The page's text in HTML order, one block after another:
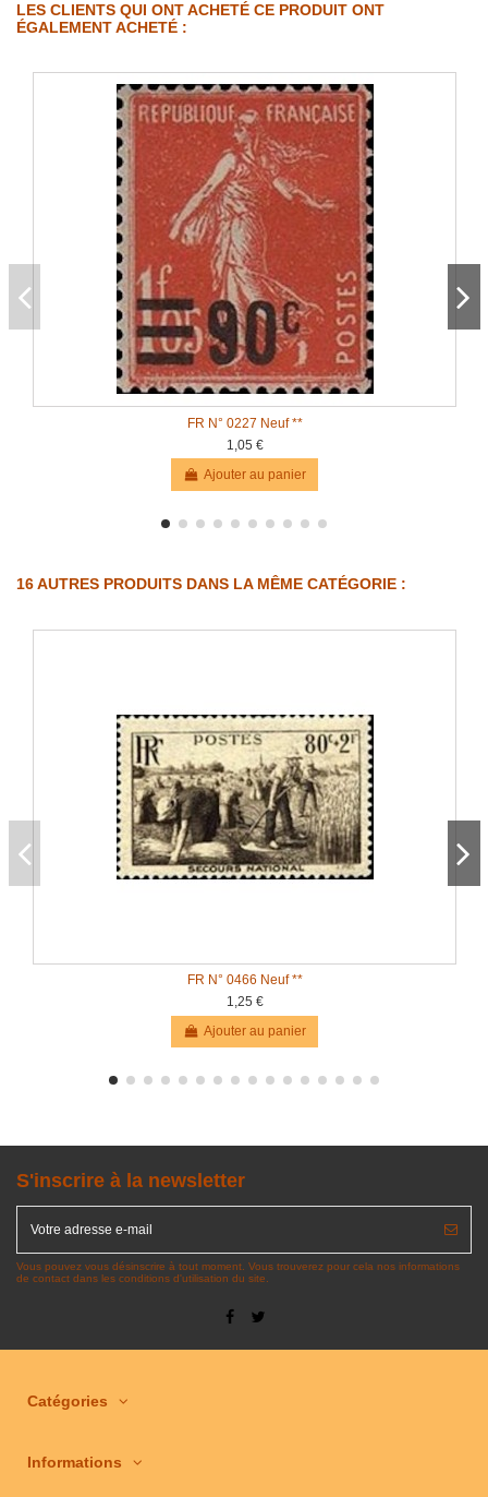
LES CLIENTS QUI ONT ACHETÉ CE PRODUIT ONT
ÉGALEMENT ACHETÉ :
FR N° 0227 Neuf **
1,05 €
Ajouter au panier
16 AUTRES PRODUITS DANS LA MÊME CATÉGORIE :
FR N° 0466 Neuf **
1,25 €
Ajouter au panier
S'inscrire à la newsletter
Vous pouvez vous désinscrire à tout moment. Vous trouverez pour cela nos informations
de contact dans les conditions d'utilisation du site.
Catégories
Informations